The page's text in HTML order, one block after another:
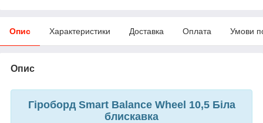
Опис Характеристики Доставка Оплата Умови
Опис
Гіроборд Smart Balance Wheel 10,5 Біла
блискавка